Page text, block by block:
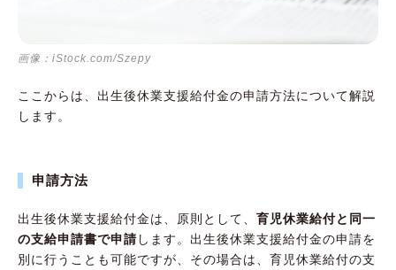
画像：iStock.com/Szepy
ここからは、出生後休業支援給付金の申請方法について解説
します。
申請方法
出生後休業支援給付金は、原則として、 育児休業給付と同一
の支給申請書で申請します。出生後休業支援給付金の申請を
別に行うことも可能ですが、その場合は、育児休業給付の支